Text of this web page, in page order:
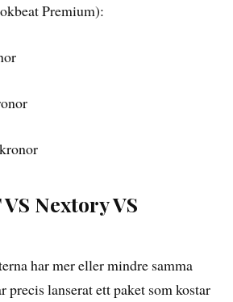
Premium):
Nextory VS
har mer eller mindre samma
precis lanserat ett paket som kostar